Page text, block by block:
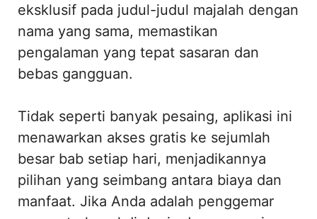
eksklusif pada judul-judul majalah dengan
nama yang sama, memastikan
pengalaman yang tepat sasaran dan
bebas gangguan.
Tidak seperti banyak pesaing, aplikasi ini
menawarkan akses gratis ke sejumlah
besar bab setiap hari, menjadikannya
pilihan yang seimbang antara biaya dan
manfaat. Jika Anda adalah penggemar